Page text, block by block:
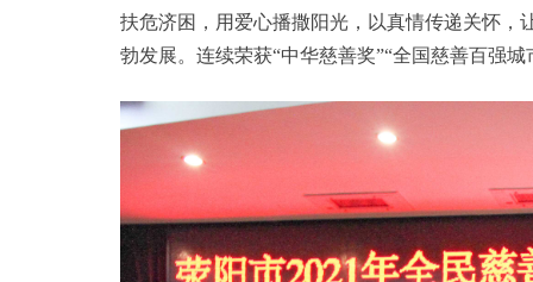
扶危济困，用爱心播撒阳光，以真情传递关怀，
勃发展。连续荣获“中华慈善奖”“全国慈善百强